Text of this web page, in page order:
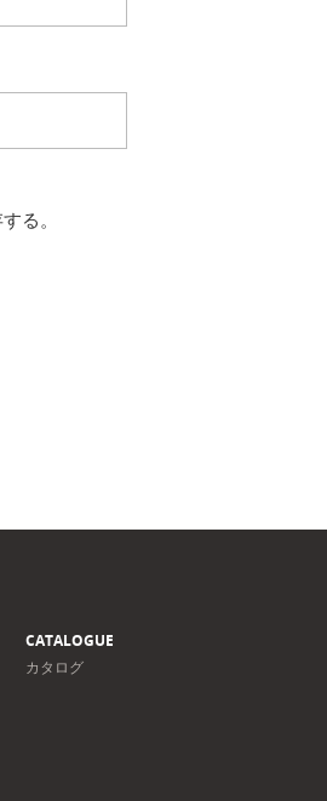
る。
CATALOGUE
カタログ